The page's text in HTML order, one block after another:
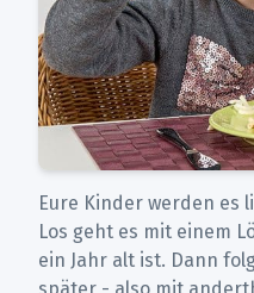
Eure Kinder werden es
Los geht es mit einem
ein Jahr alt ist. Dann
später - also mit